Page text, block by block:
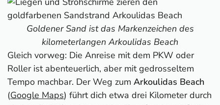
4. Porto Timoni Bucht
5. Loggas Beach
6. Kap Drastis
7. Barbati Beach
8. Halikounas Beach & Korissions-Lagune
9. Kalami Beach und Kouloura-Beach
10. Faliraki Beach
Goldener Sand ist das Markenzeichen des
kilometerlangen Arkoulidas Beach
Gleich vorweg: Die Anreise mit dem PKW oder
Roller ist abenteuerlich, aber mit gedrosseltem
Tempo machbar. Der Weg zum Arkoulidas Beach
(Google Maps) führt dich etwa drei Kilometer durch